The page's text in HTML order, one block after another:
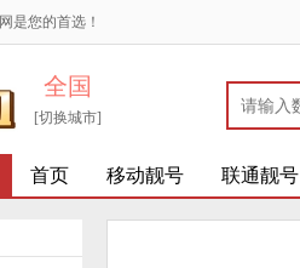
是您的首选！
全国
[切换城市]
首页 移动靓号 联通靓号